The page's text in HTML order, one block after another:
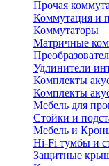
Прочая
Коммутация и
Коммутаторы
Матричные
Удлинители
Комплекты
Комплекты
Мебель для
Стойки и
Мебель и
Hi-Fi тумбы и
Защитные